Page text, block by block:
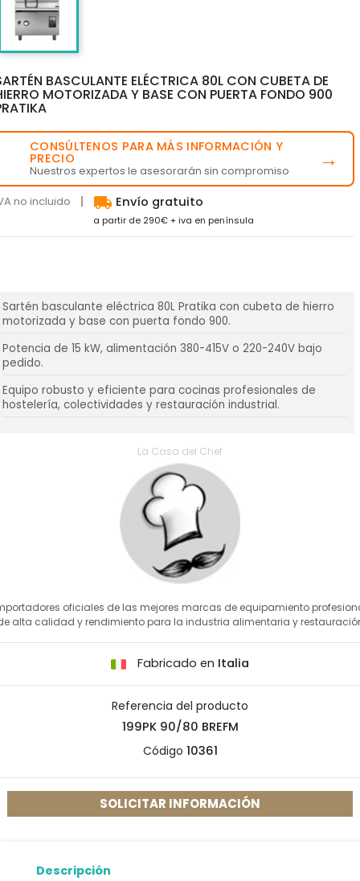
BASCULANTE ELÉCTRICA 80L CON CUBETA DE
MOTORIZADA Y BASE CON PUERTA FONDO 900
CONSÚLTENOS PARA MÁS INFORMACIÓN Y
PRECIO
Nuestros expertos le asesorarán sin compromiso →
no incluido local_shipping Envío gratuito
a partir de 290€ + iva en península
Sartén basculante eléctrica 80L Pratika con cubeta de hierro
motorizada y base con puerta fondo 900.
Potencia de 15 kW, alimentación 380-415V o 220-240V bajo
pedido.
Equipo robusto y eficiente para cocinas profesionales de
hostelería, colectividades y restauración industrial.
La Casa del Chef
oficiales de las mejores marcas de equipamiento
alta calidad y rendimiento para la industria alimentaria y
Fabricado en Italia
Referencia del producto
199PK 90/80 BREFM
Código 10361
SOLICITAR INFORMACIÓN
Descripción